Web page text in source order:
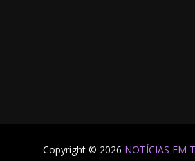
Copyright © 2026 NOTÍCIAS EM